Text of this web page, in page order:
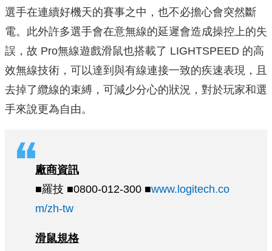
選手在連續好機天的賽事之中，也不必擔心會突然斷
電。此外許多選手會在意無線的延遲會造成操控上的失
誤，故 Pro無線遊戲滑鼠也搭載了 LIGHTSPEED 的高
效無線技術，可以達到與有線連接一致的疾速表現，且
去掉了纜線的束縛，可減少分心的狀況，對於玩家和選
手來說更為自由。
廠商資訊
■羅技 ■0800-012-300 ■www.logitech.co
m/zh-tw
滑鼠規格